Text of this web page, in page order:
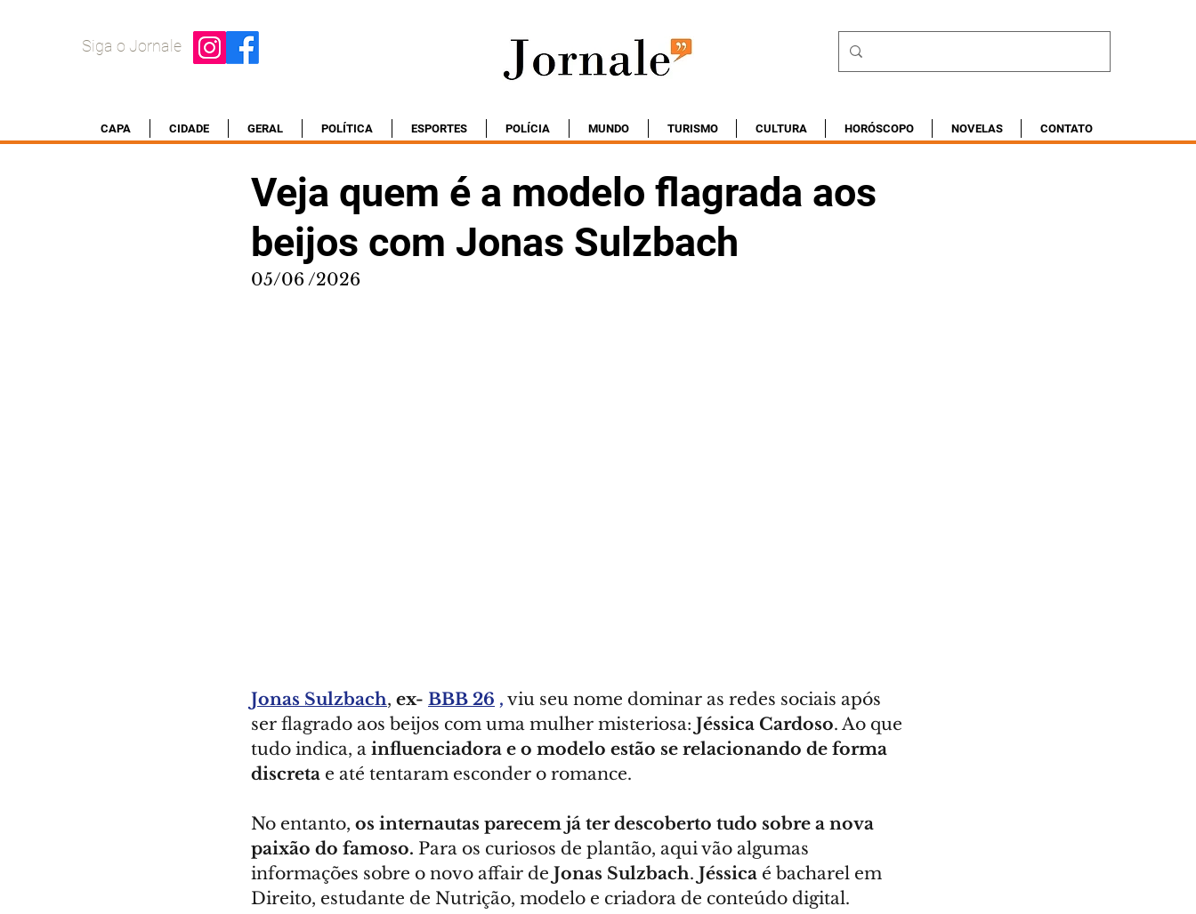
Siga o Jornale
CAPA CIDADE GERAL POLÍTICA ESPORTES POLÍCIA MUNDO TURISMO CULTURA HORÓSCOPO NOVELAS CONTATO
Veja quem é a modelo flagrada aos
beijos com Jonas Sulzbach
05/06 /2026
Jonas Sulzbach, ex- BBB 26 , viu seu nome dominar as redes sociais após
ser flagrado aos beijos com uma mulher misteriosa: Jéssica Cardoso. Ao que
tudo indica, a influenciadora e o modelo estão se relacionando de forma
discreta e até tentaram esconder o romance.
No entanto, os internautas parecem já ter descoberto tudo sobre a nova
paixão do famoso. Para os curiosos de plantão, aqui vão algumas
informações sobre o novo affair de Jonas Sulzbach. Jéssica é bacharel em
Direito, estudante de Nutrição, modelo e criadora de conteúdo digital.